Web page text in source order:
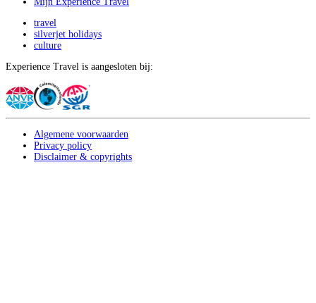
travel
silverjet holidays
culture
Experience Travel is aangesloten bij:
Algemene voorwaarden
Privacy policy
Disclaimer & copyrights